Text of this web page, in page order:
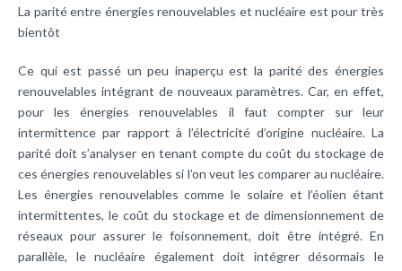
La parité entre énergies renouvelables et nucléaire est pour très
bientôt
Ce qui est passé un peu inaperçu est la parité des énergies
renouvelables intégrant de nouveaux paramètres. Car, en effet,
pour les énergies renouvelables il faut compter sur leur
intermittence par rapport à l’électricité d’origine nucléaire. La
parité doit s’analyser en tenant compte du coût du stockage de
ces énergies renouvelables si l’on veut les comparer au nucléaire.
Les énergies renouvelables comme le solaire et l’éolien étant
intermittentes, le coût du stockage et de dimensionnement de
réseaux pour assurer le foisonnement, doit être intégré. En
parallèle, le nucléaire également doit intégrer désormais le